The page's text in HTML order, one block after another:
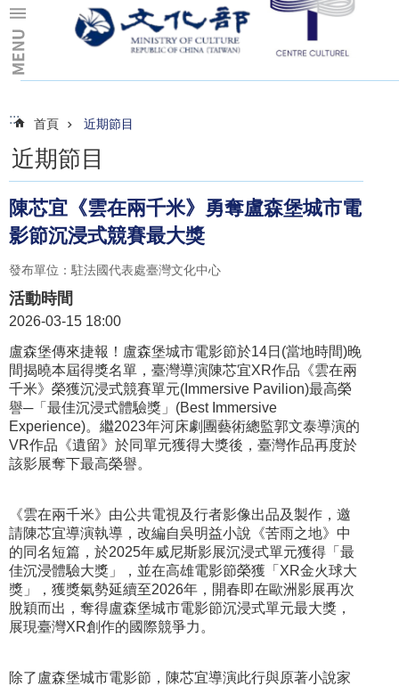
跳到主要內容區塊
:::
::: 首頁 近期節目
近期節目
​​陳芯宜《雲在兩千米》勇奪盧森堡城市電
影節沉浸式競賽最大獎​
發布單位：駐法國代表處臺灣文化中心
活動時間
2026-03-15 18:00
盧森堡傳來捷報！盧森堡城市電影節於14日(當地時間)晚
間揭曉本屆得獎名單，臺灣導演陳芯宜XR作品《雲在兩
千米》榮獲沉浸式競賽單元(Immersive Pavilion)最高榮
譽─「最佳沉浸式體驗獎」(Best Immersive
Experience)。繼2023年河床劇團藝術總監郭文泰導演的
VR作品《遺留》於同單元獲得大獎後，臺灣作品再度於
該影展奪下最高榮譽。
《雲在兩千米》由公共電視及行者影像出品及製作，邀
請陳芯宜導演執導，改編自吳明益小說《苦雨之地》中
的同名短篇，於2025年威尼斯影展沉浸式單元獲得「最
佳沉浸體驗大獎」，並在高雄電影節榮獲「XR金火球大
獎」，獲獎氣勢延續至2026年，開春即在歐洲影展再次
脫穎而出，奪得盧森堡城市電影節沉浸式單元最大獎，
展現臺灣XR創作的國際競爭力。
除了盧森堡城市電影節，陳芯宜導演此行與原著小說家